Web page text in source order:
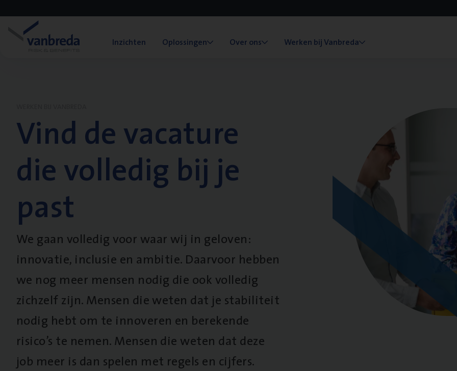
Inzichten Oplossingen Over ons Werken bij Vanbreda
Vind de vacature
die volledig bij je
past
We gaan volledig voor waar wij in geloven:
innovatie, inclusie en ambitie. Daarvoor hebben
we nog meer mensen nodig die ook volledig
zichzelf zijn. Mensen die weten dat je stabiliteit
nodig hebt om te innoveren en berekende
risico’s te nemen. Mensen die weten dat deze
job meer is dan spelen met regels en cijfers.